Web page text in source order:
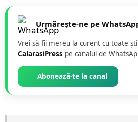
Urmărește-ne pe
Vrei să fii mereu la curent cu toate
CalarasiPress pe canalul de
Abonează-te la canal